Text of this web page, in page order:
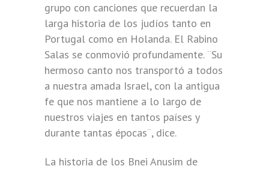
grupo con canciones que recuerdan la
larga historia de los judíos tanto en
Portugal como en Holanda. El Rabino
Salas se conmovió profundamente. ¨Su
hermoso canto nos transportó a todos
a nuestra amada Israel, con la antigua
fe que nos mantiene a lo largo de
nuestros viajes en tantos países y
durante tantas épocas¨, dice.
La historia de los Bnei Anusim de